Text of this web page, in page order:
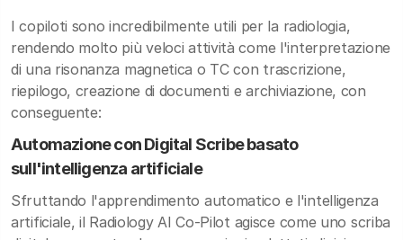
I copiloti sono incredibilmente utili per la radiologia,
rendendo molto più veloci attività come l'interpretazione
di una risonanza magnetica o TC con trascrizione,
riepilogo, creazione di documenti e archiviazione, con
conseguente:
Automazione con Digital Scribe basato
sull'intelligenza artificiale
Sfruttando l'apprendimento automatico e l'intelligenza
artificiale, il Radiology AI Co-Pilot agisce come uno scriba